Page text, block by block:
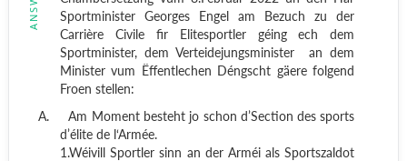
Sportminister Georges Engel am Bezuch zu der
Carrière Civile fir Elitesportler géing ech dem
Sportminister, dem Verteidejungsminister
an dem
Minister vum Ëffentlechen Déngscht gäere folgend
Froen stellen:
A.
Am Moment besteht jo schon d’Section des sports
d’élite de l‘Armée.
1.Wéivill Sportler sinn an der Arméi als Sportszaldot